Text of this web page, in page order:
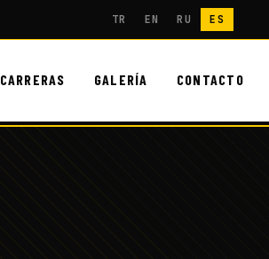
TR EN RU ES
CARRERAS GALERÍA CONTACTO